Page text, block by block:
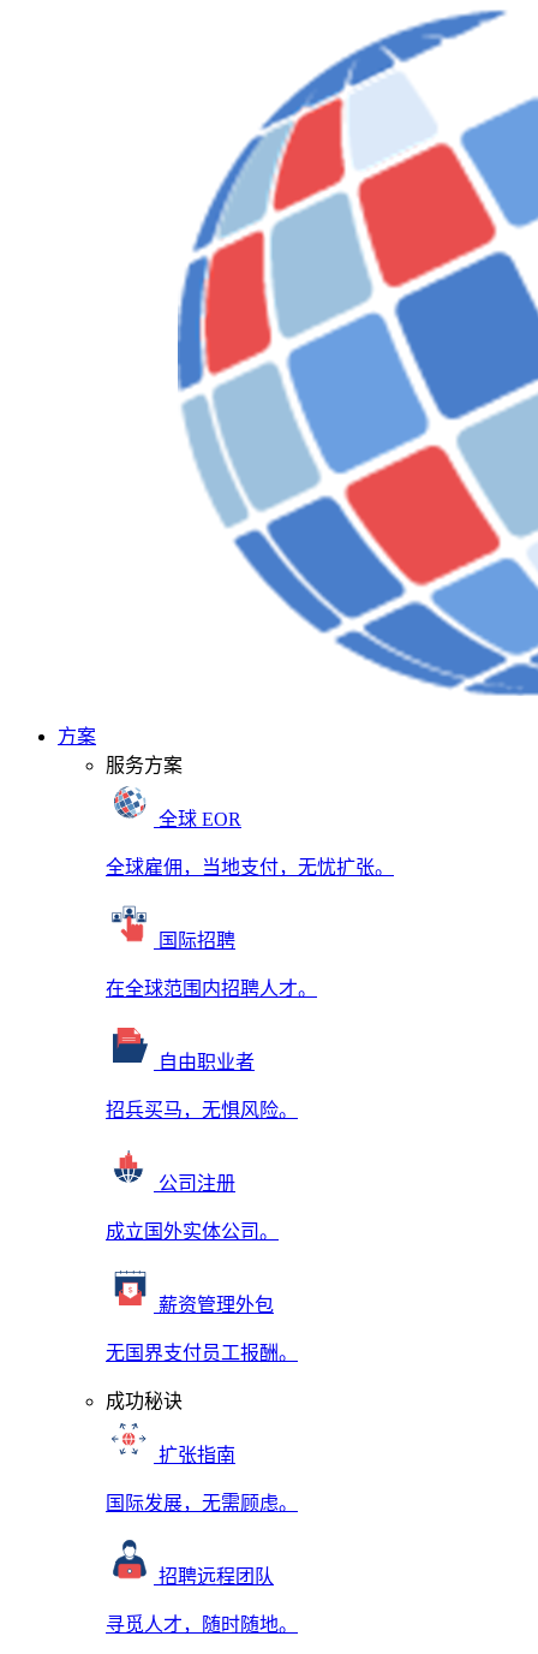
方案
服务方案
全球 EOR
全球雇佣，当地支付，无忧扩张。
国际招聘
在全球范围内招聘人才。
自由职业者
招兵买马，无惧风险。
公司注册
成立国外实体公司。
薪资管理外包
无国界支付员工报酬。
成功秘诀
扩张指南
国际发展，无需顾虑。
招聘远程团队
寻觅人才，随时随地。